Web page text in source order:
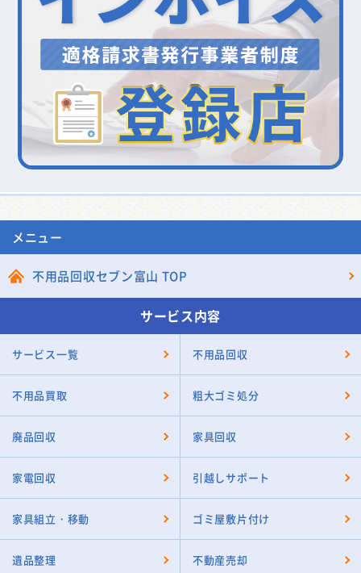
メニュー
不用品回収セブン富山 TOP
サービス内容
サービス一覧 不用品回収
不用品買取 粗大ゴミ処分
廃品回収 家具回収
家電回収 引越しサポート
家具組立・移動 ゴミ屋敷片付け
遺品整理 不動産売却